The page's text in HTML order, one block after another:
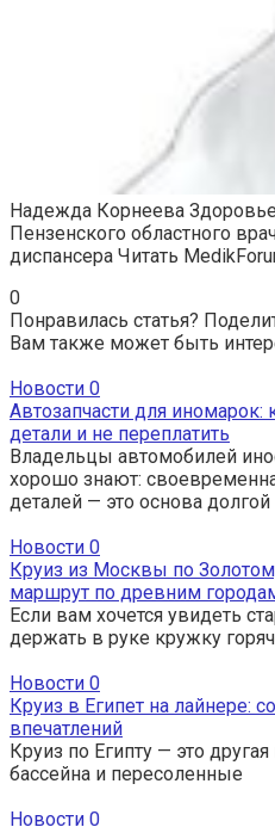
Надежда Корнеева
Пензенского областного
диспансера Читать
0
Понравилась статья?
Вам также может быть
Новости 0
Автозапчасти для иномарок:
детали и не переплатить
Владельцы автомобилей
хорошо знают:
деталей — это основа долгой
Новости 0
Круиз из Москвы по
маршрут по древним
Если вам хочется увидеть
держать в руке кружку
Новости 0
Круиз в Египет на лайнере:
впечатлений
Круиз по Египту — это
бассейна и пересоленные
Новости 0